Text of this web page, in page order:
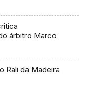
árbitro Marco
Rali da Madeira